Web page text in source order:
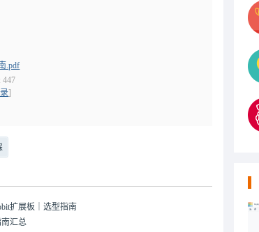
.pdf
447
]
扩展板｜选型指南
汇总